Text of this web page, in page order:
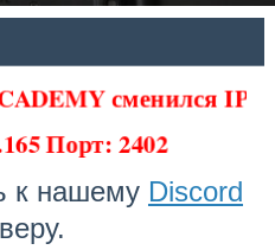
сменился IP
Порт: 2402
к нашему Discord